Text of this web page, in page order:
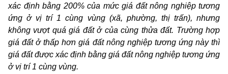
xác định bằng 200% của mức giá đất nông nghiệp tương
ứng ở vị trí 1 cùng vùng (xã, phường, thị trấn), nhưng
không vượt quá giá đất ở của cùng thửa đất. Trường hợp
giá đất ở thấp hơn giá đất nông nghiệp tương ứng này thì
giá đất được xác định bằng giá đất nông nghiệp tương ứng
ở vị trí 1 cùng vùng.